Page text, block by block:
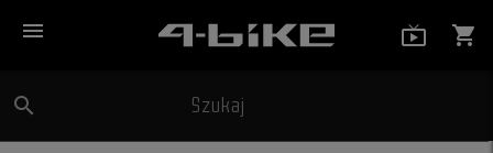
menu shopping_cart
search Szukaj